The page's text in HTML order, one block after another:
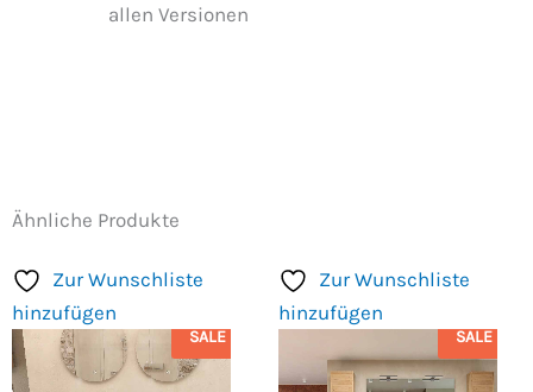
allen Versionen
Ähnliche Produkte
Zur Wunschliste
hinzufügen
SALE
Zur Wunschliste
hinzufügen
SALE